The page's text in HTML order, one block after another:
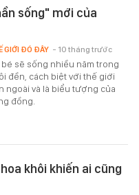
sống" mới của
bé sẽ sống nhiều năm trong
đền, cách biệt với thế giới
ngoài và là biểu tượng của
đồng.
GIỚI ĐÓ ĐÂY - 10 tháng trước
khôi khiến ai cũng